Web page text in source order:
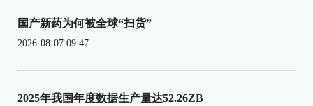
国产新药为何被全球“扫货”
2026-08-07 09:47
2025年我国年度数据生产量达52.26ZB